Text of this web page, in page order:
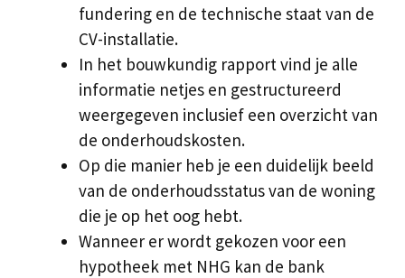
fundering en de technische staat van de
CV-installatie.
In het bouwkundig rapport vind je alle
informatie netjes en gestructureerd
weergegeven inclusief een overzicht van
de onderhoudskosten.
Op die manier heb je een duidelijk beeld
van de onderhoudsstatus van de woning
die je op het oog hebt.
Wanneer er wordt gekozen voor een
hypotheek met NHG kan de bank